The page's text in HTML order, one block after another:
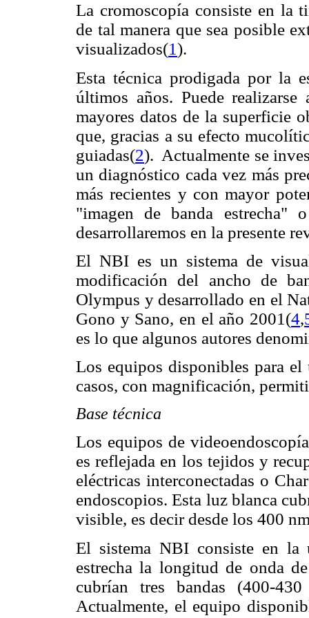
La cromoscopía consiste en la
de tal manera que sea posible
visualizados(1).
Esta técnica prodigada por la
últimos años. Puede
mayores datos de la superficie
que, gracias a su efecto
guiadas(2). Actualmente se
un diagnóstico cada vez más
más recientes y con mayor
"imagen de banda
desarrollaremos en la presente
El NBI es un sistema de
modificación del ancho de
Olympus y desarrollado en el
Gono y Sano, en el año 2001(4,
es lo que algunos autores
Los equipos disponibles para el
casos, con magnificación,
Base técnica
Los equipos de
es reflejada en los tejidos y
eléctricas interconectadas o
endoscopios. Esta luz blanca
visible, es decir desde los 400
El sistema NBI consiste en
estrecha la longitud de onda
cubrían tres bandas (400-
Actualmente, el equipo